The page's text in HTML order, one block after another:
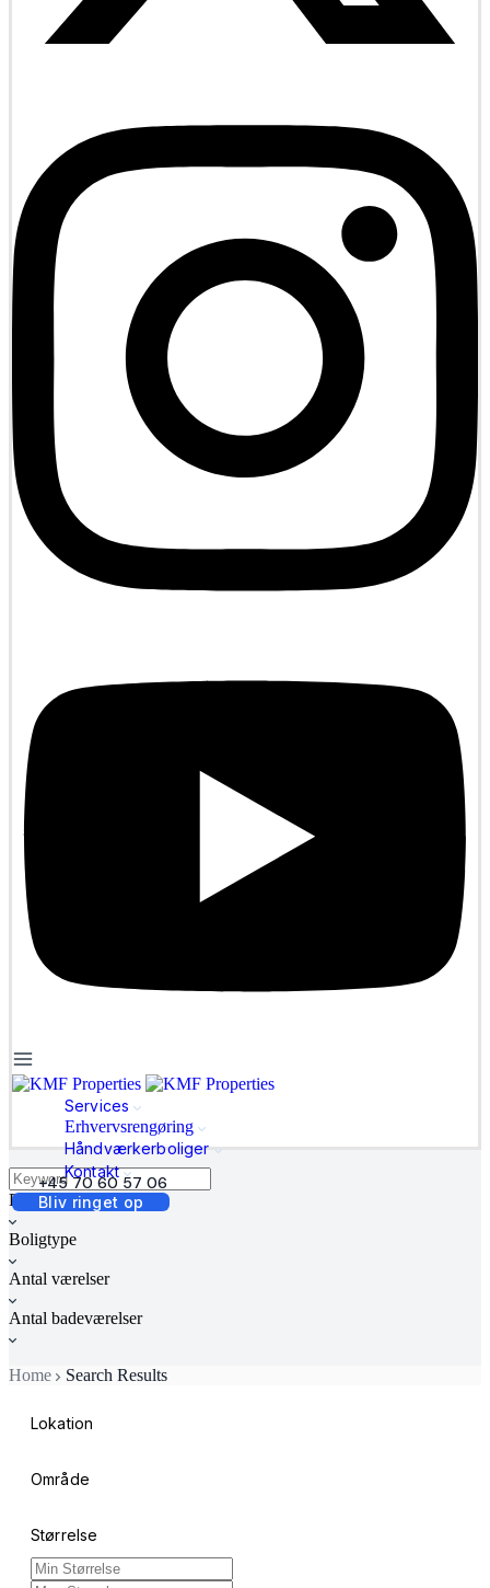
Services
Erhvervsrengøring
Håndværkerboliger
Kontakt
+45 70 60 57 06
Bliv ringet op
Boligstatus
Boligtype
Antal værelser
Antal badeværelser
Home Search Results
Lokation
Område
Størrelse